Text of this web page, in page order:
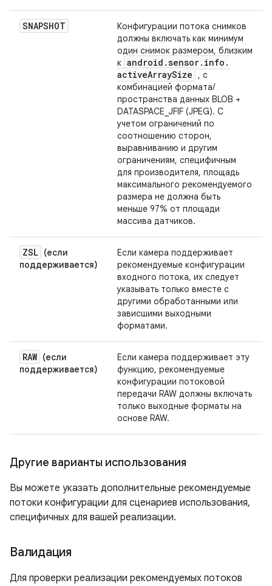
SNAPSHOT
Конфигурации потока снимков
должны включать как минимум
один снимок размером, близким
к android .sensor. info .
activeArraySize
, с
комбинацией формата/
пространства данных BLOB +
DATASPACE_JFIF (JPEG). С
учетом ограничений по
соотношению сторон,
выравниванию и другим
ограничениям, специфичным
для производителя, площадь
максимального рекомендуемого
размера не должна быть
меньше 97% от площади
массива датчиков.
ZSL (если
поддерживается)
Если камера поддерживает
рекомендуемые конфигурации
входного потока, их следует
указывать только вместе с
другими обработанными или
зависшими выходными
форматами.
RAW (если
поддерживается)
Если камера поддерживает эту
функцию, рекомендуемые
конфигурации потоковой
передачи RAW должны включать
только выходные форматы на
основе RAW.
Другие варианты использования
Вы можете указать дополнительные рекомендуемые
потоки конфигурации для сценариев использования,
специфичных для вашей реализации.
Валидация
Для проверки реализации рекомендуемых потоков